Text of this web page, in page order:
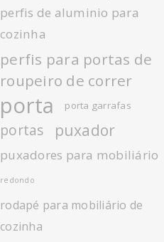
perfis de aluminio para
cozinha
perfis para portas de
roupeiro de correr
porta porta garrafas
portas puxador
puxadores para mobiliário
redondo
rodapé para mobiliário de
cozinha